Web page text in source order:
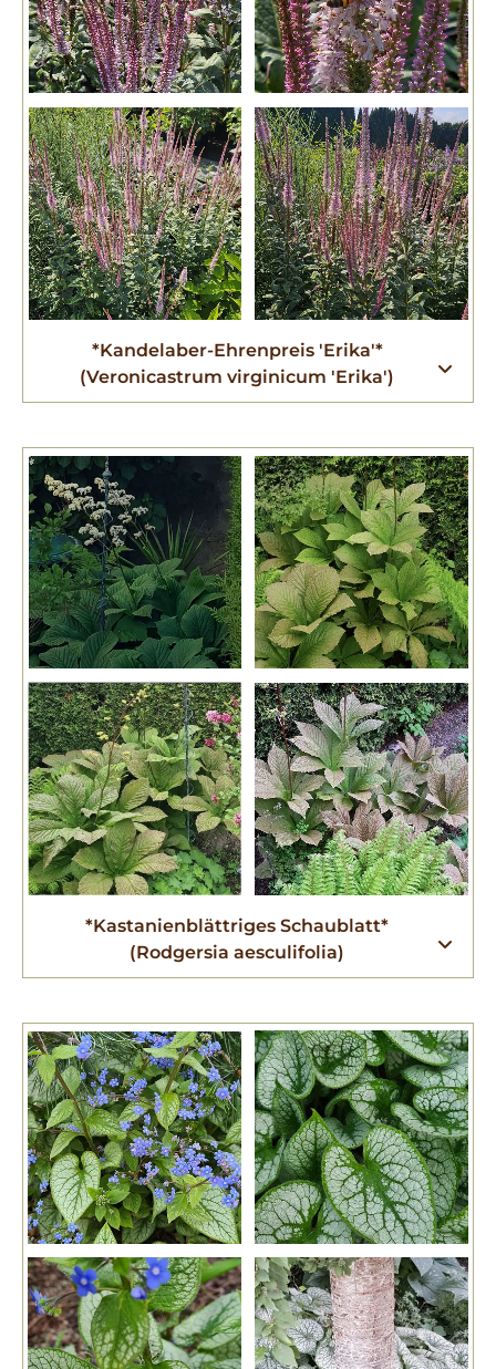
*Kandelaber-Ehrenpreis 'Erika'*
(Veronicastrum virginicum 'Erika')
*Kastanienblättriges Schaublatt*
(Rodgersia aesculifolia)